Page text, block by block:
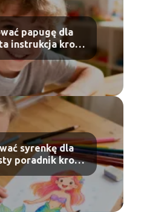
papugę dla
instrukcja krok
kroku
syrenkę dla
poradnik krok
kroku